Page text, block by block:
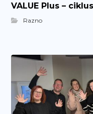
VALUE Plus –
Razno